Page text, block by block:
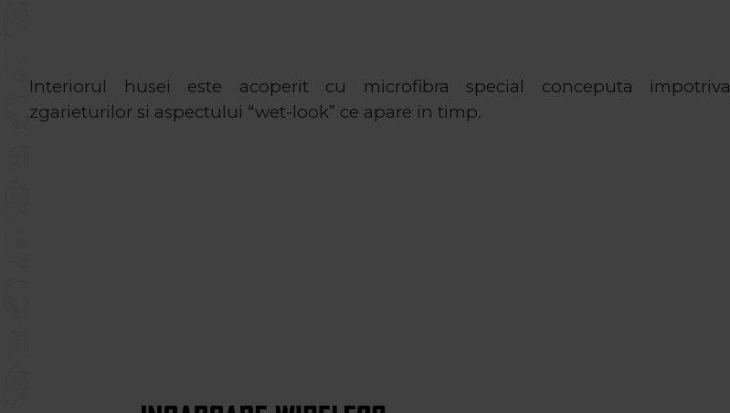
Interiorul husei este acoperit cu microfibra special conceputa impotriva
zgarieturilor si aspectului “wet-look” ce apare in timp.